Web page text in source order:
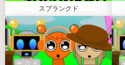
スプランキー リテイク
RETAKE 2.0）のやり方
重要な注意: ロード時間
スプランクド